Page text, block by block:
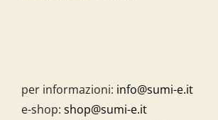
per informazioni: info@sumi-e.it
e-shop: shop@sumi-e.it